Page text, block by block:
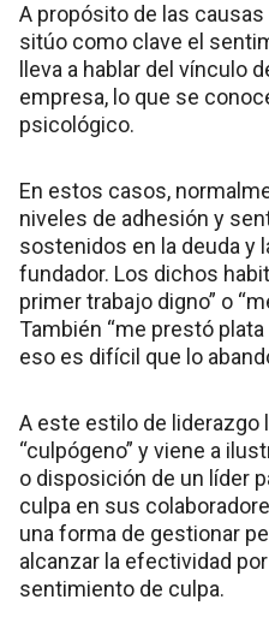
A propósito de las
sitúo como clave el
lleva a hablar del vínculo
empresa, lo que se
psicológico.
En estos casos,
niveles de adhesión y
sostenidos en la deuda y
fundador. Los dichos
primer trabajo digno” o
También “me prestó
eso es difícil que lo
A este estilo de liderazgo
“culpógeno” y viene a
o disposición de un líder
culpa en sus
una forma de gestionar
alcanzar la efectividad
sentimiento de culpa.